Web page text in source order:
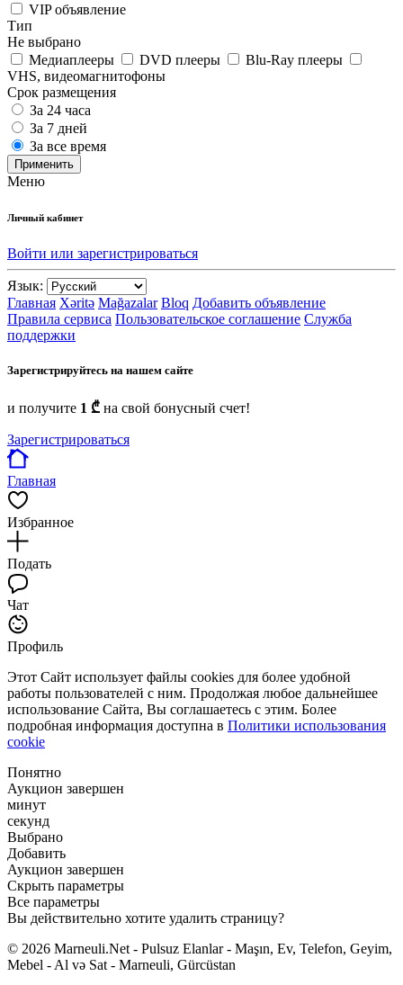
VIP объявление
Тип
Не выбрано
Медиаплееры
DVD плееры
Blu-Ray плееры
VHS, видеомагнитофоны
Срок размещения
За 24 часа
За 7 дней
За все время
Применить
Меню
Личный кабинет
Войти или зарегистрироваться
Язык:
Главная Xəritə Mağazalar Bloq Добавить объявление
Правила сервиса Пользовательское соглашение Служба
поддержки
Зарегистрируйтесь на нашем сайте
и получите 1 ₾ на свой бонусный счет!
Зарегистрироваться
Главная
Избранное
Подать
Чат
Профиль
Этот Сайт использует файлы cookies для более удобной
работы пользователей с ним. Продолжая любое дальнейшее
использование Сайта, Вы соглашаетесь с этим. Более
подробная информация доступна в Политики использования
cookie
Понятно
Аукцион завершен
минут
секунд
Выбрано
Добавить
Аукцион завершен
Скрыть параметры
Все параметры
Вы действительно хотите удалить страницу?
© 2026 Marneuli.Net - Pulsuz Elanlar - Maşın, Ev, Telefon, Geyim,
Mebel - Al və Sat - Marneuli, Gürcüstan